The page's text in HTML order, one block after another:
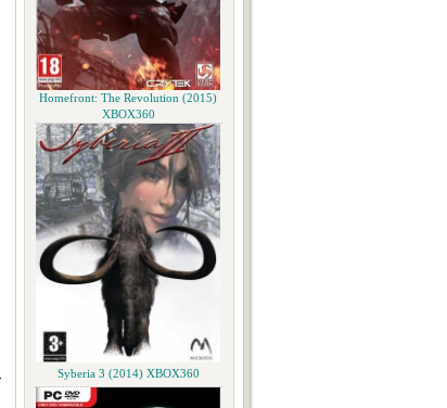
Homefront: The Revolution (2015)
XBOX360
Syberia 3 (2014) XBOX360